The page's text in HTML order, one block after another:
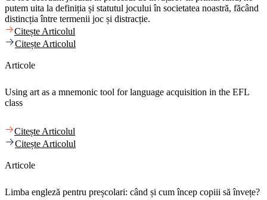
putem uita la definiția și statutul jocului în societatea noastră, făcând
distincția între termenii joc și distracție.
Citește Articolul
Citește Articolul
Articole
Using art as a mnemonic tool for language acquisition in the EFL
class
Citește Articolul
Citește Articolul
Articole
Limba engleză pentru preșcolari: când și cum încep copiii să învețe?